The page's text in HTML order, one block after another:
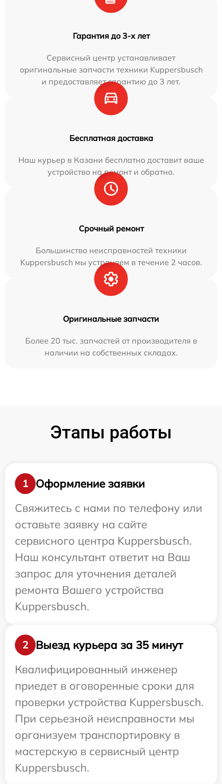
Гарантия до 3-х лет
Сервисный центр устанавливает
оригинальные запчасти техники Kuppersbusch
и предоставляет гарантию до 3 лет.
Бесплатная доставка
Наш курьер в Казани бесплатно доставит ваше
устройство на ремонт и обратно.
Срочный ремонт
Большинство неисправностей техники
Kuppersbusch мы устраняем в течение 2 часов.
Оригинальные запчасти
Более 20 тыс. запчастей от производителя в
наличии на собственных складах.
Этапы работы
1
Оформление заявки
Свяжитесь с нами по телефону или
оставьте заявку на сайте
сервисного центра Kuppersbusch.
Наш консультант ответит на Ваш
запрос для уточнения деталей
ремонта Вашего устройства
Kuppersbusch.
2
Выезд курьера за 35 минут
Квалифицированный инженер
приедет в оговоренные сроки для
проверки устройства Kuppersbusch.
При серьезной неисправности мы
организуем транспортировку в
мастерскую в сервисный центр
Kuppersbusch.